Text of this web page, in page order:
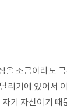
을 조금이라도
리기에 있어서
기 자신이기 때